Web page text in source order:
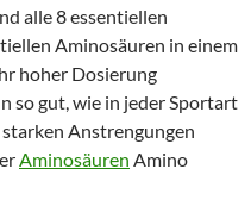
alle 8 essentiellen
Aminosäuren in einem
hoher Dosierung
so gut, wie in jeder Sportart
Anstrengungen
Aminosäuren Amino